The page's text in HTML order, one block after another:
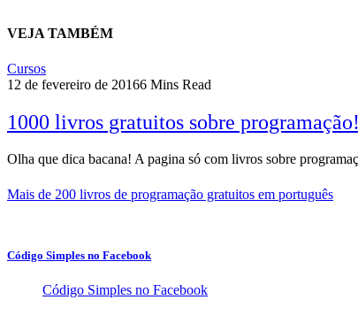
VEJA TAMBÉM
Cursos
12 de fevereiro de 20166 Mins Read
1000 livros gratuitos sobre programação!
Olha que dica bacana! A pagina só com livros sobre
Mais de 200 livros de programação gratuitos em português
Código Simples no Facebook
Código Simples no Facebook